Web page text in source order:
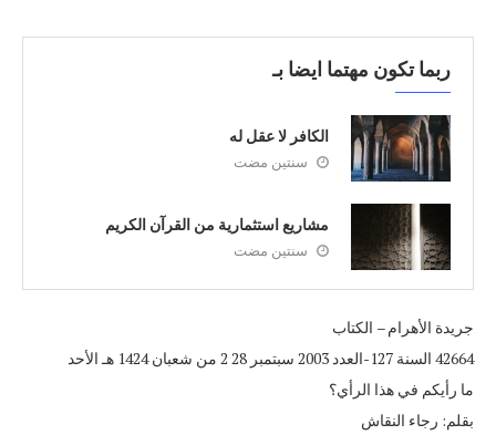
ربما تكون مهتما ايضا بـ
الكافر لا عقل له
سنتين مضت
مشاريع استثمارية من القرآن الكريم
سنتين مضت
جريدة الأهرام – الكتاب
42664 ‏السنة 127-العدد 2003 سبتمبر 28 ‏2 من شعبان 1424 هـ الأحد
ما رأيكم في هذا الرأي؟
بقلم‏:‏ رجاء النقاش